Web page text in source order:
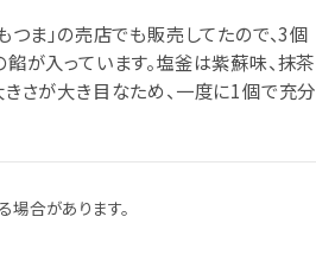
つま」の売店でも販売してたので、3個
が入っています。塩釜は紫蘇味、抹茶
さが大き目なため、一度に1個で充分
合があります。